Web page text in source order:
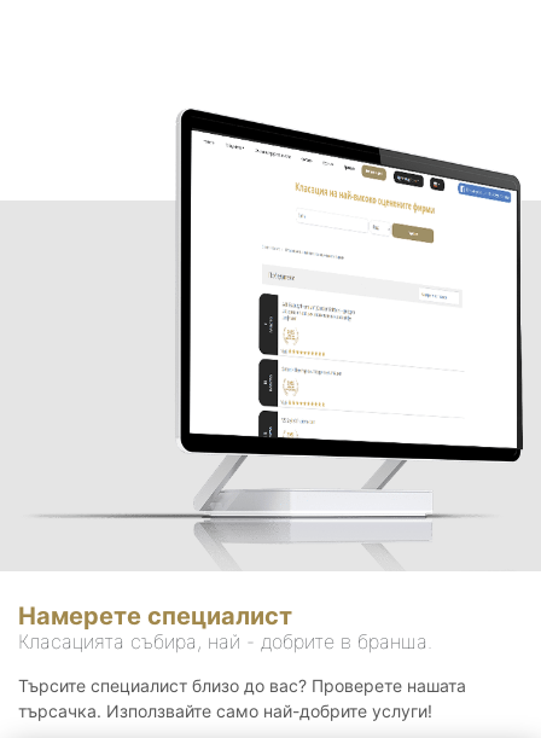
Намерете специалист
Класацията събира, най - добрите в бранша.
Търсите специалист близо до вас? Проверете нашата
търсачка. Използвайте само най-добрите услуги!